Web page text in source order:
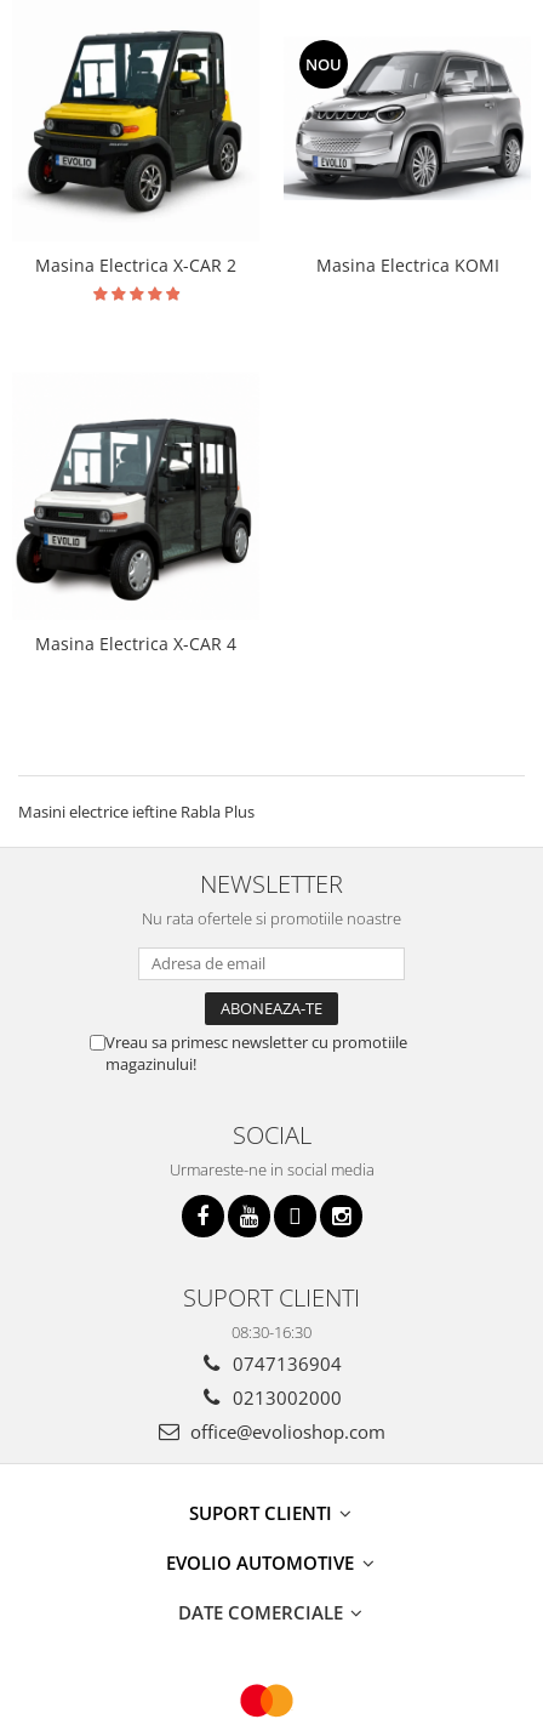
Masina Electrica X-CAR 2
NOU
Masina Electrica KOMI
Masina Electrica X-CAR 4
Masini electrice ieftine Rabla Plus
NEWSLETTER
Nu rata ofertele si promotiile noastre
Vreau sa primesc newsletter cu promotiile
magazinului!
SOCIAL
Urmareste-ne in social media
SUPORT CLIENTI
08:30-16:30
0747136904
0213002000
office@evolioshop.com
SUPORT CLIENTI
EVOLIO AUTOMOTIVE
DATE COMERCIALE